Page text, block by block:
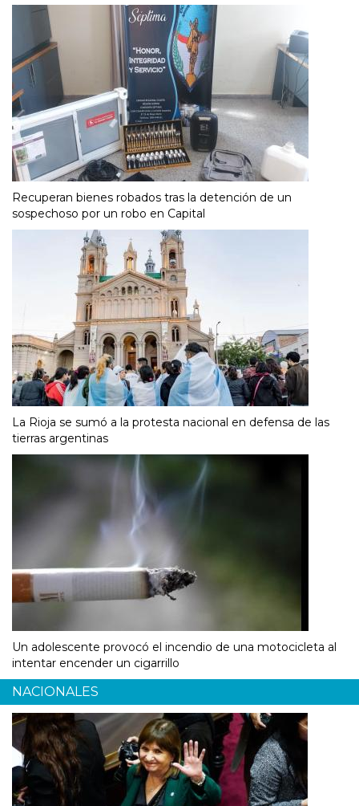
Recuperan bienes robados tras la detención de un
sospechoso por un robo en Capital
La Rioja se sumó a la protesta nacional en defensa de las
tierras argentinas
Un adolescente provocó el incendio de una motocicleta al
intentar encender un cigarrillo
NACIONALES